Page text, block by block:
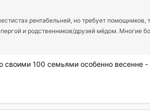
рентабельней, но требует помощников,
и родственников/друзей мёдом. Многие
100 семьями особенно весенне -